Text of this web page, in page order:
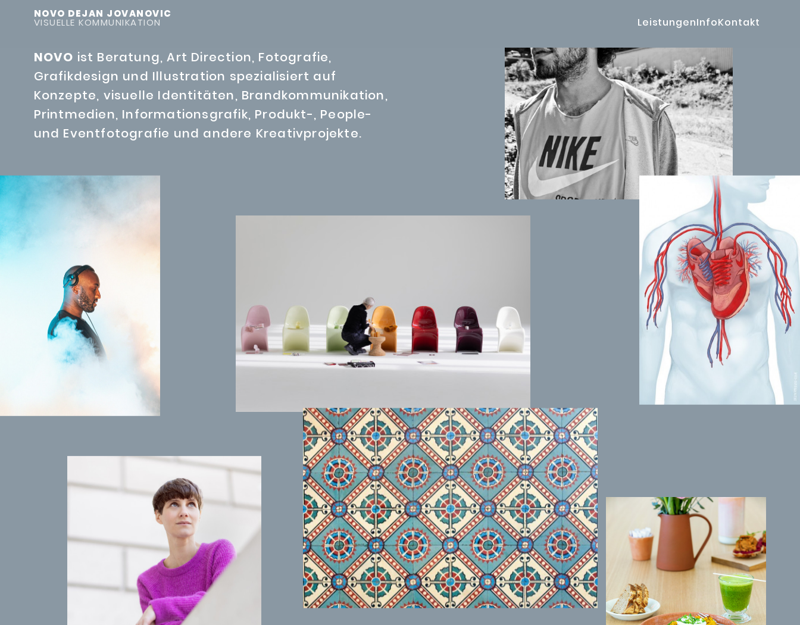
NOVO DEJAN JOVANOVIC
VISUELLE KOMMUNIKATION LeistungenInfoKontakt
NOVO ist Beratung, Art Direction, Fotografie,
Grafikdesign und Illustration spezialisiert auf
Konzepte, visuelle Identitäten, Brandkommunikation,
Printmedien, Informationsgrafik, Produkt-, People-
und Eventfotografie und andere Kreativprojekte.